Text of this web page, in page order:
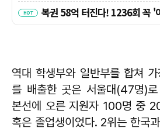
역대 학생부와 일반부를 합쳐
를 배출한 곳은 서울대(47명)
본선에 오른 지원자 100명 중
혹은 졸업생이었다. 2위는 한국